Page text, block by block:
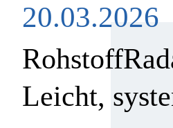
20.03.2026
Leicht,